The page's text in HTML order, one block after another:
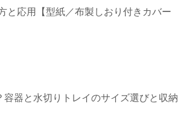
と応用【型紙／布製しおり付きカバー
容器と水切りトレイのサイズ選びと収納